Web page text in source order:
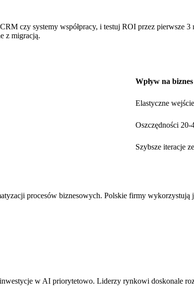
czy systemy współpracy, i testuj ROI przez pierwsze 3
z migracją.
Wpływ na biznes
Elastyczne
Oszczędności
Szybsze iteracje
procesów biznesowych. Polskie firmy wykorzystują
w AI priorytetowo. Liderzy rynkowi doskonale